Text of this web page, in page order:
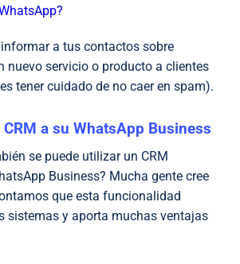
a tus contactos sobre
nuevo servicio o producto a clientes
tener cuidado de no caer en spam).
a su WhatsApp Business
se puede utilizar un CRM
Business? Mucha gente cree
que esta funcionalidad
sistemas y aporta muchas ventajas